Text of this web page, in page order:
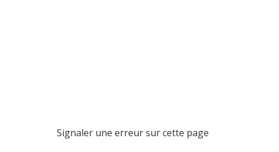
Signaler une erreur sur cette page